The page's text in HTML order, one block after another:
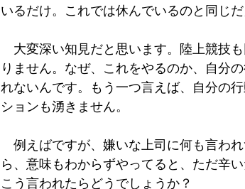
いるだけ。これでは休んでいるのと同じだ
大変深い知見だと思います。陸上競技
りません。なぜ、これをやるのか、自分
れないんです。もう一つ言えば、自分の
ションも湧きません。
例えばですが、嫌いな上司に何も言わ
ら、意味もわからずやってると、ただ辛
こう言われたらどうでしょうか？